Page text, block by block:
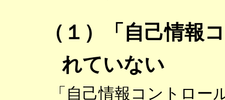
（１）「自己情報
れていない
「自己情報コントロー